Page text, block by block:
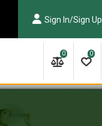
Sign In/Sign Up
0
0